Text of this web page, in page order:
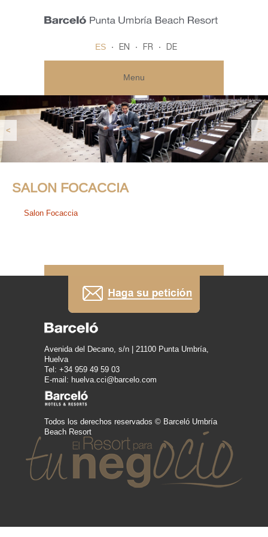
ES EN FR DE
Menu
< >
SALON FOCACCIA
Salon Focaccia
Avenida del Decano, s/n | 21100 Punta Umbría,
Huelva
Tel: +34 959 49 59 03
E-mail: huelva.cci@barcelo.com
Todos los derechos reservados © Barceló Umbría
Beach Resort